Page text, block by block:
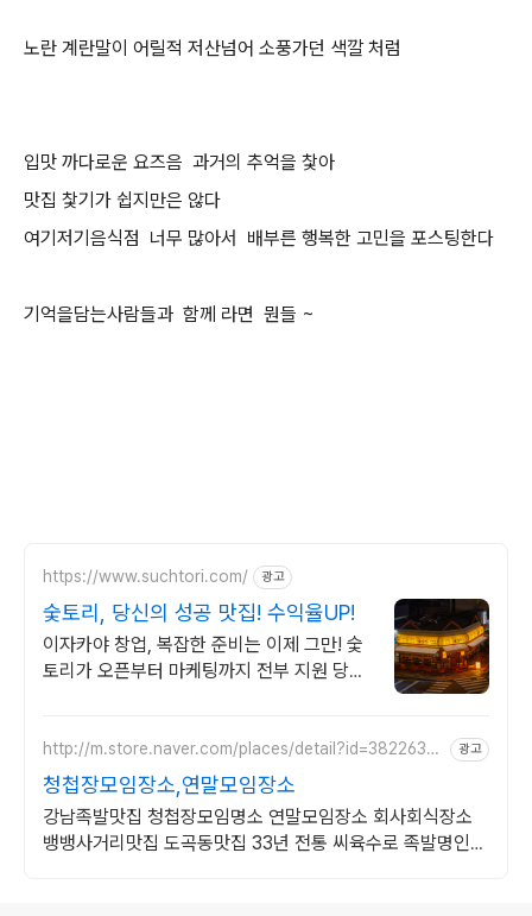
노란 계란말이 어릴적 저산넘어 소풍가던 색깔 처럼
입맛 까다로운 요즈음 과거의 추억을 찿아
맛집 찿기가 쉽지만은 않다
여기저기음식점 너무 많아서 배부른 행복한 고민을 포스팅한다
기억을담는사람들과 함께 라면 뭔들 ~
https://www.suchtori.com/ 광고
숯토리, 당신의 성공 맛집! 수익율UP!
이자카야 창업, 복잡한 준비는 이제 그만! 숯
토리가 오픈부터 마케팅까지 전부 지원 당신
http://m.store.naver.com/places/detail?id=3822632
광고
청첩장모임장소,연말모임장소
강남족발맛집 청첩장모임명소 연말모임장소 회사회식장소
뱅뱅사거리맛집 도곡동맛집 33년 전통 씨육수로 족발명인이